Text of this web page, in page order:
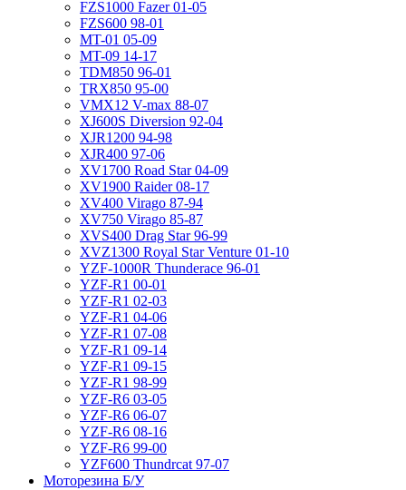
FZS1000 Fazer 01-05
FZS600 98-01
MT-01 05-09
MT-09 14-17
TDM850 96-01
TRX850 95-00
VMX12 V-max 88-07
XJ600S Diversion 92-04
XJR1200 94-98
XJR400 97-06
XV1700 Road Star 04-09
XV1900 Raider 08-17
XV400 Virago 87-94
XV750 Virago 85-87
XVS400 Drag Star 96-99
XVZ1300 Royal Star Venture 01-10
YZF-1000R Thunderace 96-01
YZF-R1 00-01
YZF-R1 02-03
YZF-R1 04-06
YZF-R1 07-08
YZF-R1 09-14
YZF-R1 09-15
YZF-R1 98-99
YZF-R6 03-05
YZF-R6 06-07
YZF-R6 08-16
YZF-R6 99-00
YZF600 Thundrcat 97-07
Моторезина Б/У